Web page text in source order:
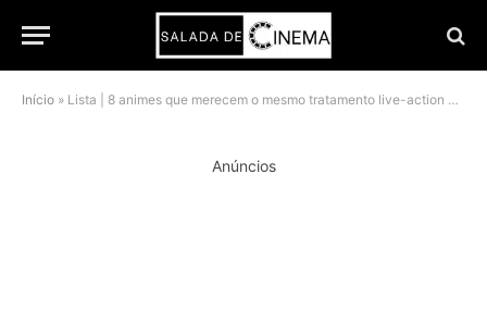
Início » Lista | 8 animes que merecem o mesmo tratamento live-action de One Piece
Anúncios